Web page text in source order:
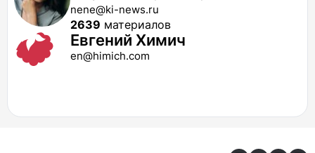
nene@ki-news.ru
2639 материалов
Евгений Химич
en@himich.com